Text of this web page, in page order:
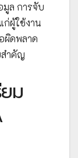
มูล การจับ
ก่ผู้ใช้งาน
ผิดพลาด
สำคัญ
ม